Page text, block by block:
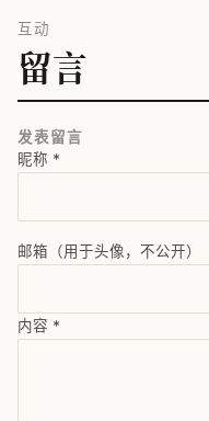
互动
留言
发表留言
昵称 *
邮箱（用于头像，不公开）
内容 *